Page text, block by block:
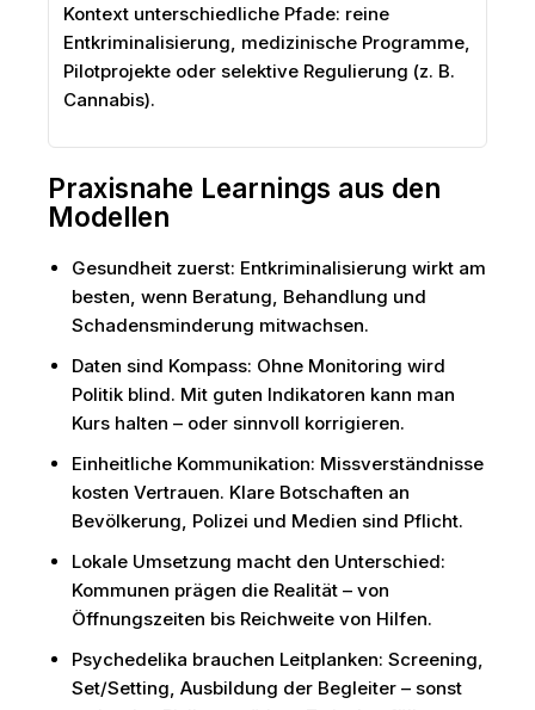
Kontext unterschiedliche Pfade: reine
Entkriminalisierung, medizinische Programme,
Pilotprojekte oder selektive Regulierung (z. B.
Cannabis).
Praxisnahe Learnings aus den
Modellen
Gesundheit zuerst: Entkriminalisierung wirkt am
besten, wenn Beratung, Behandlung und
Schadensminderung mitwachsen.
Daten sind Kompass: Ohne Monitoring wird
Politik blind. Mit guten Indikatoren kann man
Kurs halten – oder sinnvoll korrigieren.
Einheitliche Kommunikation: Missverständnisse
kosten Vertrauen. Klare Botschaften an
Bevölkerung, Polizei und Medien sind Pflicht.
Lokale Umsetzung macht den Unterschied:
Kommunen prägen die Realität – von
Öffnungszeiten bis Reichweite von Hilfen.
Psychedelika brauchen Leitplanken: Screening,
Set/Setting, Ausbildung der Begleiter – sonst